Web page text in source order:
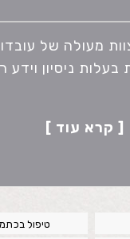
מעולה של
בעלות ניסיון וידע
[ קרא עוד ]
טיפול